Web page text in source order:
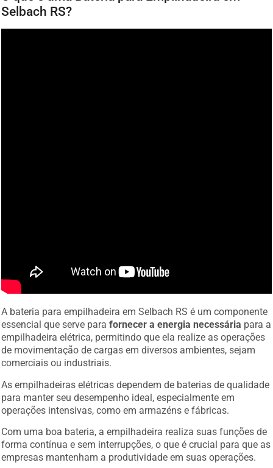
Selbach RS?
A bateria para empilhadeira em Selbach RS é um componente
essencial que serve parafornecer a energia necessária para a
empilhadeira elétrica, permitindo que ela realize as operações
de movimentação de cargas em diversos ambientes, sejam
comerciais ou industriais.
As empilhadeiras elétricas dependem de baterias de qualidade
para manter seu desempenho ideal, especialmente em
operações intensivas, como em armazéns e fábricas.
Com uma boa bateria, a empilhadeira realiza suas funções de
forma contínua e sem interrupções, o que é crucial para que as
empresas mantenham a produtividade em suas operações.